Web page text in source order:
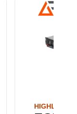
HIGHLIGHT